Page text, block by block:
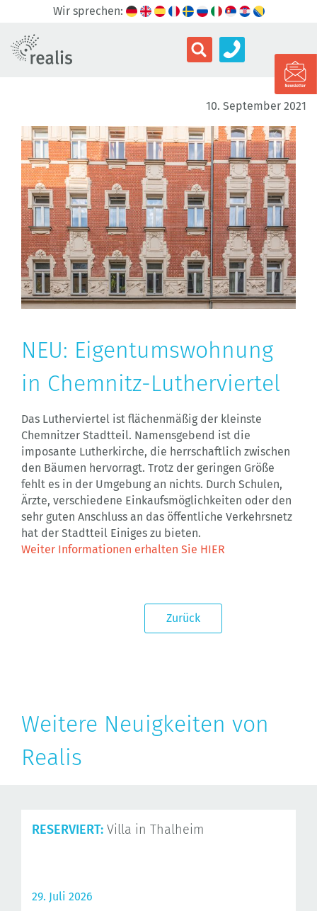
Wir sprechen:
10. September 2021
NEU: Eigentumswohnung
in Chemnitz-Lutherviertel
Das Lutherviertel ist flächenmäßig der kleinste
Chemnitzer Stadtteil. Namensgebend ist die
imposante Lutherkirche, die herrschaftlich zwischen
den Bäumen hervorragt. Trotz der geringen Größe
fehlt es in der Umgebung an nichts. Durch Schulen,
Ärzte, verschiedene Einkaufsmöglichkeiten oder den
sehr guten Anschluss an das öffentliche Verkehrsnetz
hat der Stadtteil Einiges zu bieten.
Weiter Informationen erhalten Sie HIER
Zurück
Weitere Neuigkeiten von
Realis
RESERVIERT: Villa in Thalheim
29. Juli 2026